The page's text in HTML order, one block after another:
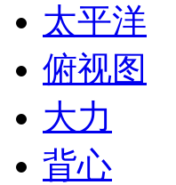
太平洋
俯视图
大力
背心